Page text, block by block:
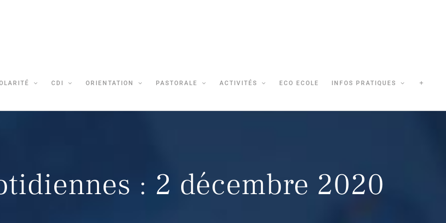
CDI ORIENTATION PASTORALE ACTIVITÉS ECO ECOLE INFOS PRATIQUES
: 2 décembre 2020